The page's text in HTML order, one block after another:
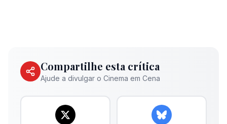
Compartilhe esta crítica
Ajude a divulgar o Cinema em Cena